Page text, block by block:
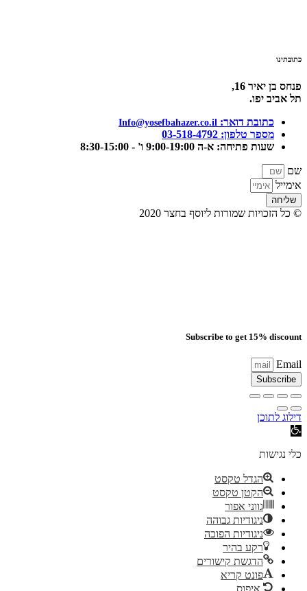
כתובתינו
פנחס בן יאיר 16,
תל אביב יפו.
כתובת דואר: ‫Info@yosefbahazer.co.il‬
מספר טלפון: 03-518-4792
שעות פתיחה: א-ה 9:00-19:00 ו' - 8:30-15:00
שם
אימייל
שליחה
© כל הזכויות שמורות ליוסף בחצר 2020​
Subscribe to get 15% discount
Email
Subscribe
דילוג לתוכן
פתח סרגל נגישות
כלי נגישות
הגדל טקסט
הקטן טקסט
גווני אפור
ניגודיות גבוהה
ניגודיות הפוכה
רקע בהיר
הדגשת קישורים
פונט קריא
איפוס